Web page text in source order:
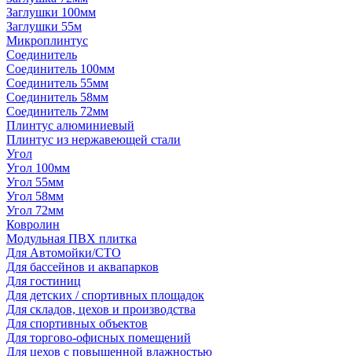
Заглушки 100мм
Заглушки 55м
Микроплинтус
Соединитель
Соединитель 100мм
Соединитель 55мм
Соединитель 58мм
Соединитель 72мм
Плинтус алюминиевый
Плинтус из нержавеющей стали
Угол
Угол 100мм
Угол 55мм
Угол 58мм
Угол 72мм
Ковролин
Модульная ПВХ плитка
Для Автомойки/СТО
Для бассейнов и аквапарков
Для гостиниц
Для детских / спортивных площадок
Для складов, цехов и производства
Для спортивных объектов
Для торгово-офисных помещений
Для цехов с повышенной влажностью